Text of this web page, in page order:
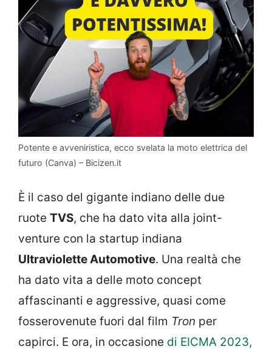
Potente e avveniristica, ecco svelata la moto elettrica del
futuro (Canva) – Bicizen.it
È il caso del gigante indiano delle due
ruote TVS, che ha dato vita alla joint-
venture con la startup indiana
Ultraviolette Automotive. Una realtà che
ha dato vita a delle moto concept
affascinanti e aggressive, quasi come
fosserovenute fuori dal film Tron per
capirci. E ora, in occasione di EICMA 2023,